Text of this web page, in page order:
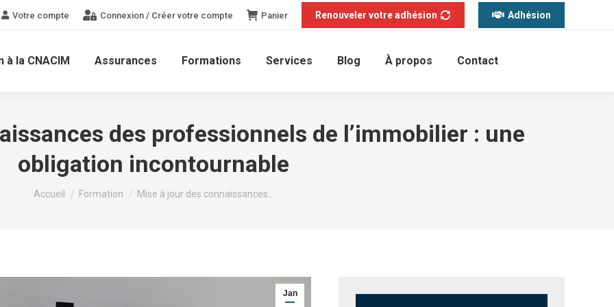
Votre compte Connexion / Créer votre compte Panier Renouveler votre adhésion Adhésion
à la CNACIM Assurances Formations Services Blog À propos Contact
des professionnels de l’immobilier : une
obligation incontournable
Vous êtes ici :
Accueil Formation Mise à jour des connaissances…
Jan